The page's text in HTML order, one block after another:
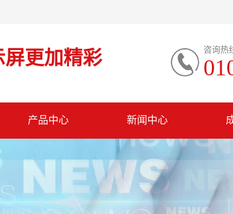
更加精彩 咨询热
产品中心 新闻中心